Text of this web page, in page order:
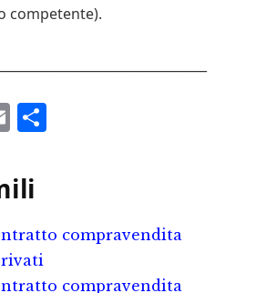
competente).
E
ai
l
ivcompravendita
compravendita